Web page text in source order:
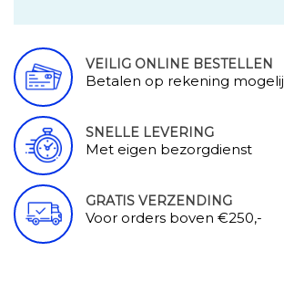
VEILIG ONLINE BESTELLEN
Betalen op rekening
SNELLE LEVERING
Met eigen bezorgdienst
GRATIS VERZENDING
Voor orders boven €250,-